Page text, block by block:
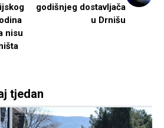
nisu
godišnjeg dostavljača
u Drnišu
tjedan